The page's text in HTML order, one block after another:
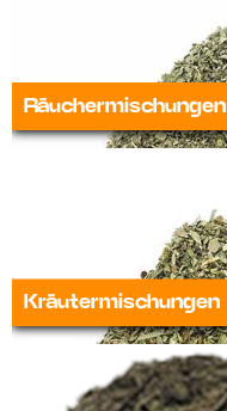
Räuchermischungen
Kräutermischungen